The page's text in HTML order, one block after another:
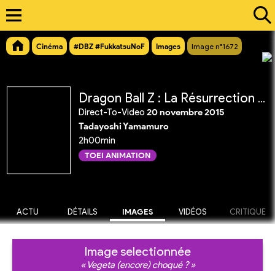
Cinéma #DBZ #FukkatsuNoF Images Image n°1672
Dragon Ball Z : La Résurrection de 'F'
Direct-To-Video 20 novembre 2015
Tadayoshi Yamamuro
2h00min
TOEI ANIMATION
ACTU DÉTAILS IMAGES VIDÉOS CRITIQUE
Image selectionnée
« Vegeta (encore) choqué ? »